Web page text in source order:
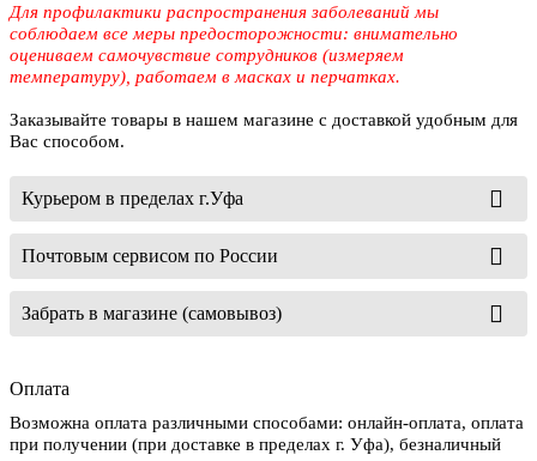
Для профилактики распространения заболеваний мы
соблюдаем все меры предосторожности: внимательно
оцениваем самочувствие сотрудников (измеряем
температуру), работаем в масках и перчатках.
Заказывайте товары в нашем магазине с доставкой удобным для
Вас способом.
Курьером в пределах г.Уфа
Почтовым сервисом по России
Забрать в магазине (самовывоз)
Оплата
Возможна оплата различными способами: онлайн-оплата, оплата
при получении (при доставке в пределах г. Уфа), безналичный